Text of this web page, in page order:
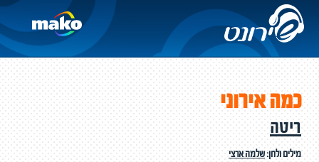
כמה אירוני
ריטה
מילים ולחן:שלמה ארצי